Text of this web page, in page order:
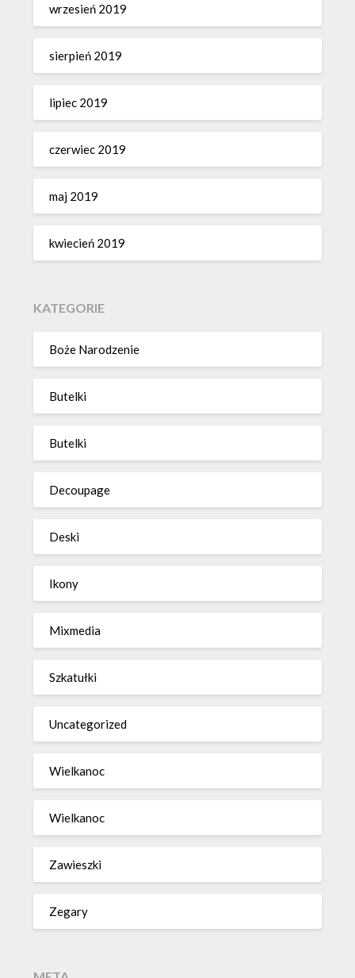
wrzesień 2019
sierpień 2019
lipiec 2019
czerwiec 2019
maj 2019
kwiecień 2019
KATEGORIE
Boże Narodzenie
Butelki
Butelki
Decoupage
Deski
Ikony
Mixmedia
Szkatułki
Uncategorized
Wielkanoc
Wielkanoc
Zawieszki
Zegary